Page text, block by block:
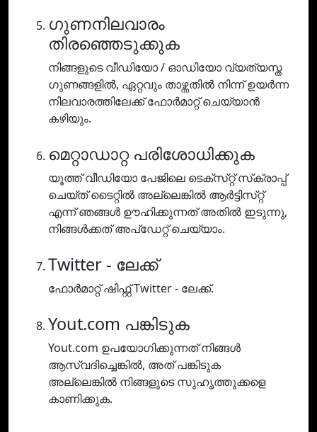
ഗുണനിലവാരം
തിരഞ്ഞെടുക്കുക
നിങ്ങളുടെ വീഡിയോ / ഓഡിയോ വ്യത്യസ്ത
ഗുണങ്ങളിൽ, ഏറ്റവും താഴ്ന്നതിൽ നിന്ന് ഉയർന്ന
നിലവാരത്തിലേക്ക് ഫോർമാറ്റ് ചെയ്യാൻ
കഴിയും.
മെറ്റാഡാറ്റ പരിശോധിക്കുക
യൂത്ത് വീഡിയോ പേജിലെ ടെക്‌സ്‌റ്റ് സ്‌ക്രാപ്പ്
ചെയ്‌ത് ടൈറ്റിൽ അല്ലെങ്കിൽ ആർട്ടിസ്‌റ്റ്
എന്ന് ഞങ്ങൾ ഊഹിക്കുന്നത് അതിൽ ഇടുന്നു,
നിങ്ങൾക്കത് അപ്‌ഡേറ്റ് ചെയ്യാം.
Twitter - ലേക്ക്
ഫോർമാറ്റ് ഷിഫ്റ്റ് Twitter - ലേക്ക്.
Yout.com പങ്കിടുക
Yout.com ഉപയോഗിക്കുന്നത് നിങ്ങൾ
ആസ്വദിച്ചെങ്കിൽ, അത് പങ്കിടുക
അല്ലെങ്കിൽ നിങ്ങളുടെ സുഹൃത്തുക്കളെ
കാണിക്കുക.